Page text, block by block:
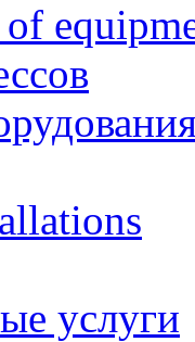
услуги